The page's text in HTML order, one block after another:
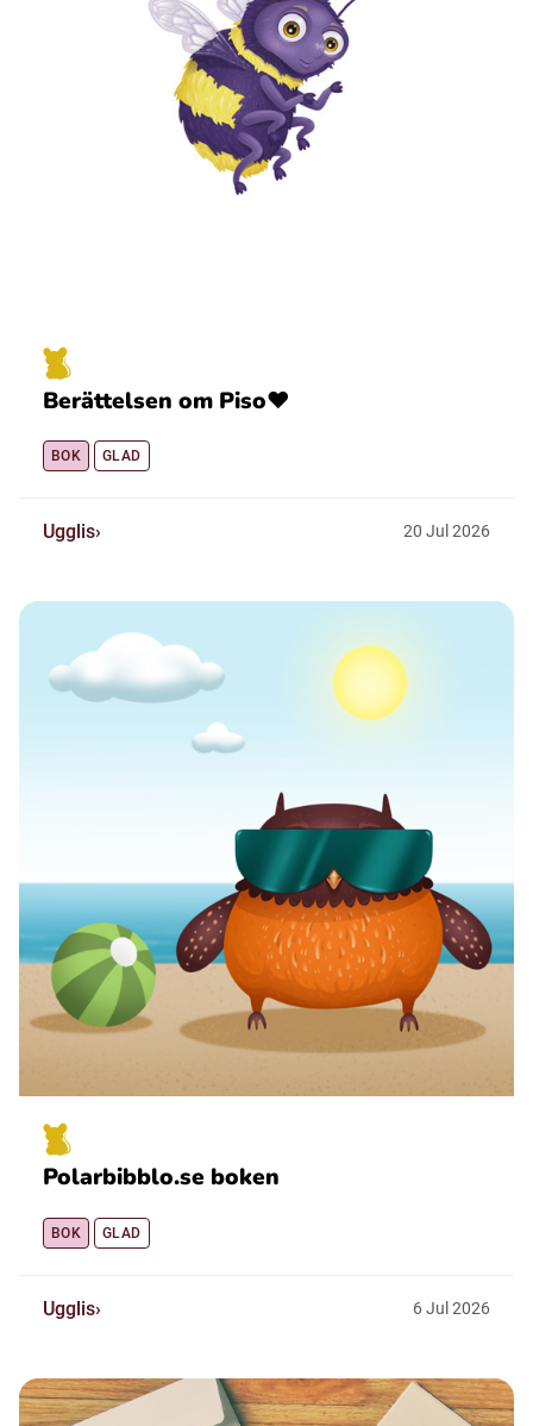
Berättelsen om Piso❤️
BOK GLAD
Ugglis 20 Jul 2026
Polarbibblo.se boken
BOK GLAD
Ugglis 6Jul 2026